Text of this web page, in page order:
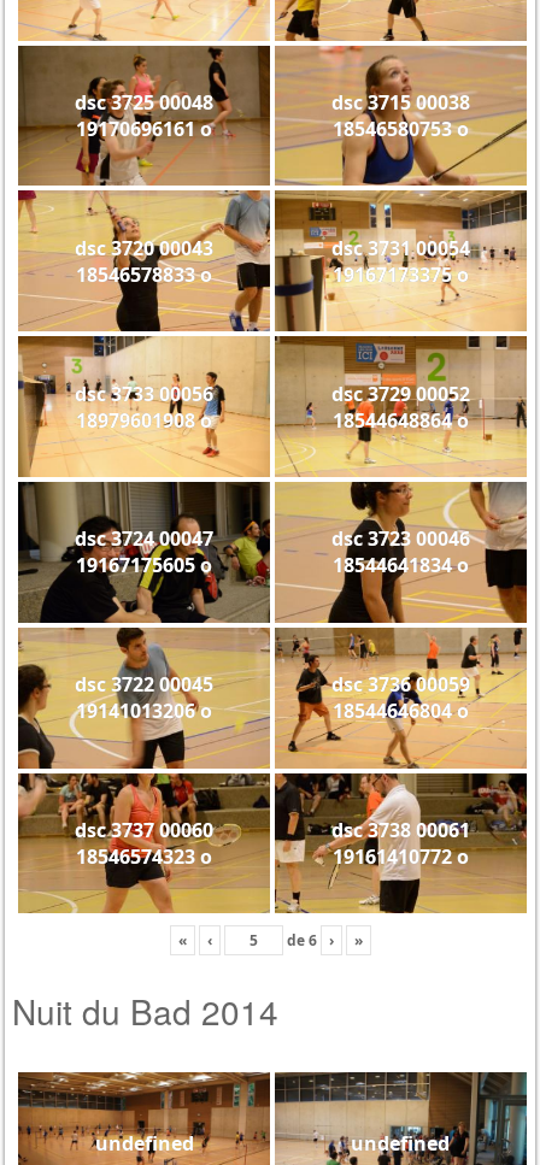
dsc 3725 00048
19170696161 o
dsc 3715 00038
18546580753 o
dsc 3720 00043
18546578833 o
dsc 3731 00054
19167173375 o
dsc 3733 00056
18979601908 o
dsc 3729 00052
18544648864 o
dsc 3724 00047
19167175605 o
dsc 3723 00046
18544641834 o
dsc 3722 00045
19141013206 o
dsc 3736 00059
18544646804 o
dsc 3737 00060
18546574323 o
dsc 3738 00061
19161410772 o
« ‹ de6 › »
Nuit du Bad 2014
undefined undefined